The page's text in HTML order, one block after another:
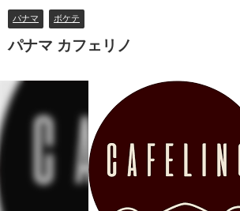
パナマ ボケテ
パナマ カフェリノ